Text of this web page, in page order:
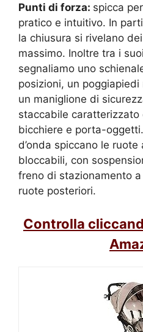
Punti di forza: spicca
pratico e intuitivo. In
la chiusura si rivelano
massimo. Inoltre tra i
segnaliamo uno
posizioni, un
un maniglione di
staccabile
bicchiere e porta-
d’onda spiccano le
bloccabili, con
freno di stazionamento
ruote posteriori.
Controlla